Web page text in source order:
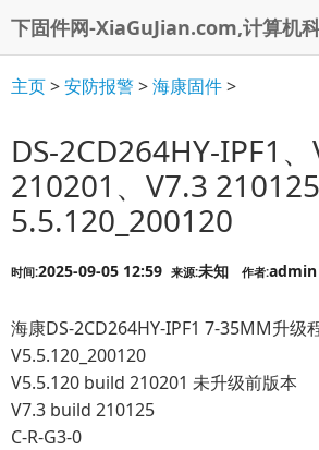
下固件网-XiaGuJian.com,计算机
主页>安防报警>海康固件>
DS-2CD264HY-IPF1
210201、V7.3 210125
5.5.120_200120
时间:2025-09-05 12:59 来源:未知 作者:admin
海康DS-2CD264HY-IPF1 7-35MM升级
V5.5.120_200120
V5.5.120 build 210201 未升级前版本
V7.3 build 210125
C-R-G3-0